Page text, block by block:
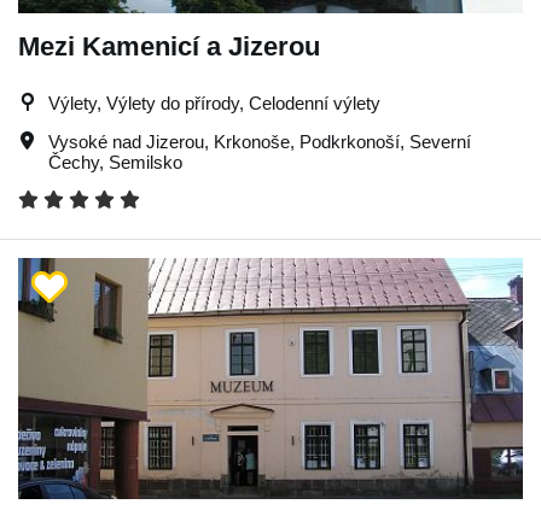
Mezi Kamenicí a Jizerou
Výlety, Výlety do přírody, Celodenní výlety
Vysoké nad Jizerou, Krkonoše, Podkrkonoší, Severní
Čechy, Semilsko